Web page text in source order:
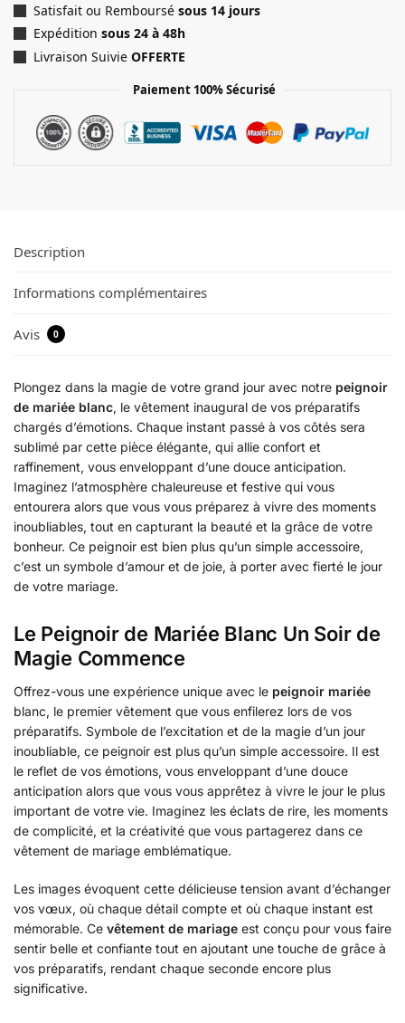
Satisfait ou Remboursé sous 14 jours
Expédition sous 24 à 48h
Livraison Suivie OFFERTE
Paiement 100% Sécurisé
Description
Informations complémentaires
Avis 0
Plongez dans la magie de votre grand jour avec notre peignoir
de mariée blanc, le vêtement inaugural de vos préparatifs
chargés d’émotions. Chaque instant passé à vos côtés sera
sublimé par cette pièce élégante, qui allie confort et
raffinement, vous enveloppant d’une douce anticipation.
Imaginez l’atmosphère chaleureuse et festive qui vous
entourera alors que vous vous préparez à vivre des moments
inoubliables, tout en capturant la beauté et la grâce de votre
bonheur. Ce peignoir est bien plus qu’un simple accessoire,
c’est un symbole d’amour et de joie, à porter avec fierté le jour
de votre mariage.
Le Peignoir de Mariée Blanc Un Soir de
Magie Commence
Offrez-vous une expérience unique avec le peignoir mariée
blanc, le premier vêtement que vous enfilerez lors de vos
préparatifs. Symbole de l’excitation et de la magie d’un jour
inoubliable, ce peignoir est plus qu’un simple accessoire. Il est
le reflet de vos émotions, vous enveloppant d’une douce
anticipation alors que vous vous apprêtez à vivre le jour le plus
important de votre vie. Imaginez les éclats de rire, les moments
de complicité, et la créativité que vous partagerez dans ce
vêtement de mariage emblématique.
Les images évoquent cette délicieuse tension avant d’échanger
vos vœux, où chaque détail compte et où chaque instant est
mémorable. Ce vêtement de mariage est conçu pour vous faire
sentir belle et confiante tout en ajoutant une touche de grâce à
vos préparatifs, rendant chaque seconde encore plus
significative.